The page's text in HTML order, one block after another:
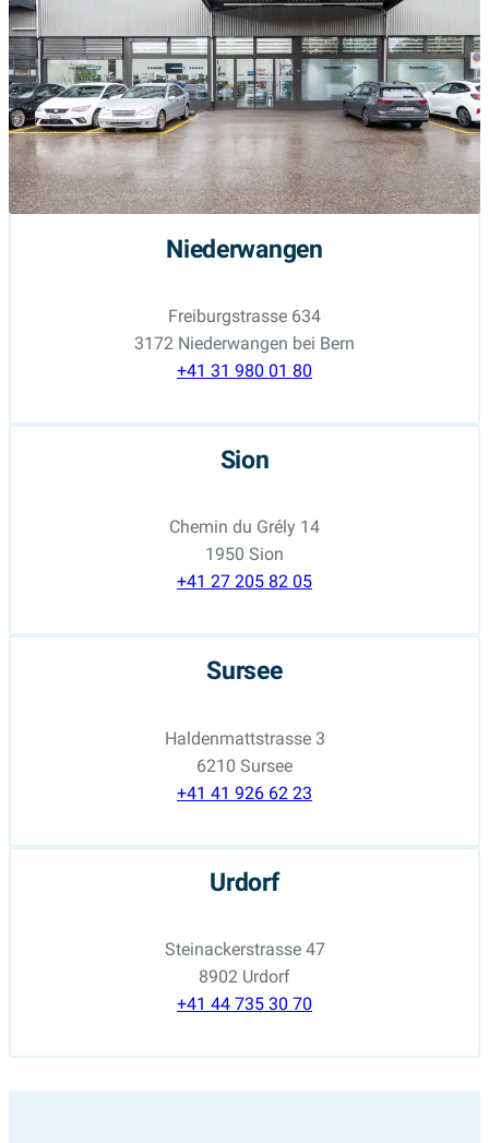
Niederwangen
Freiburgstrasse 634
3172 Niederwangen bei Bern
+41 31 980 01 80
Sion
Chemin du Grély 14
1950 Sion
+41 27 205 82 05
Sursee
Haldenmattstrasse 3
6210 Sursee
+41 41 926 62 23
Urdorf
Steinackerstrasse 47
8902 Urdorf
+41 44 735 30 70